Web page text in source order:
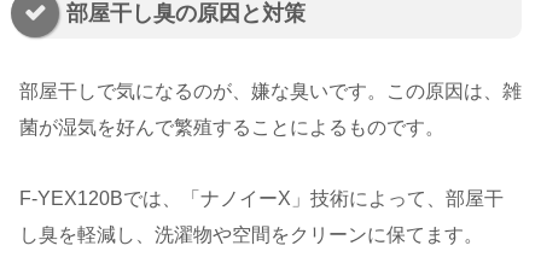
部屋干し臭の原因と対策
部屋干しで気になるのが、嫌な臭いです。この原因は、雑
菌が湿気を好んで繁殖することによるものです。
F-YEX120Bでは、「ナノイーX」技術によって、部屋干
し臭を軽減し、洗濯物や空間をクリーンに保てます。